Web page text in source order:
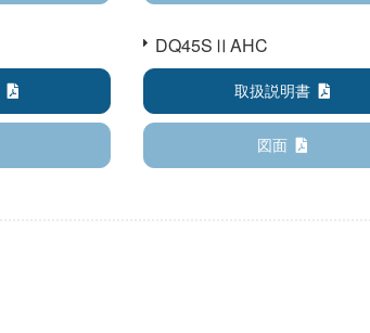
DQ45SⅡAHC
取扱説明書
図面